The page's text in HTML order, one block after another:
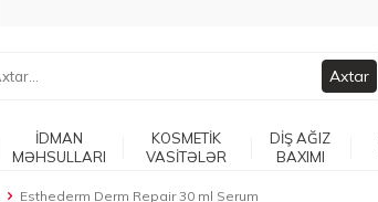
Axtar
İDMAN
MƏHSULLARI
KOSMETİK
VASİTƏLƏR
DİŞ AĞIZ
BAXIMI
Esthederm Derm Repair 30 ml Serum